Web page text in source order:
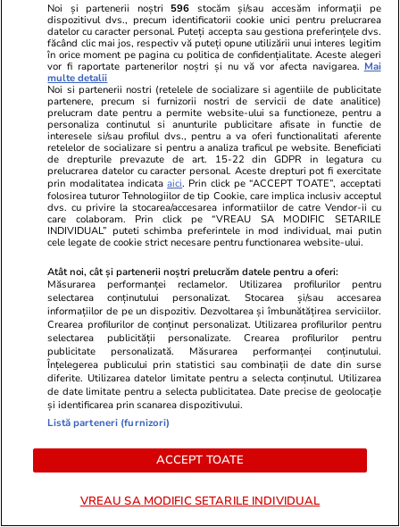
Horoscop 04 aug.
Horoscop 5 august 2026. Vărsătorii au nevoie
de abordări mai creative, mai relaxate în
subiectele legate de câștiguri, venituri și
cheltuieli
Auto 04 aug.
Dacia Sandero a devenit „mașina ieftină
supremă”, consumă 4,2 litri la 100 km și are
un preț care va schimba regulile jocului în
2026
Noi și partenerii noștri 596 stocăm și/sau accesăm informații pe
dispozitivul dvs., precum identificatorii cookie unici pentru prelucrarea
datelor cu caracter personal. Puteți accepta sau gestiona preferințele dvs.
făcând clic mai jos, respectiv vă puteți opune utilizării unui interes legitim
în orice moment pe pagina cu politica de confidențialitate. Aceste alegeri
vor fi raportate partenerilor noștri și nu vă vor afecta navigarea. Mai
multe detalii
Noi si partenerii nostri (retelele de socializare si agentiile de publicitate
partenere, precum si furnizorii nostri de servicii de date analitice)
prelucram date pentru a permite website-ului sa functioneze, pentru a
personaliza continutul si anunturile publicitare afisate in functie de
interesele si/sau profilul dvs., pentru a va oferi functionalitati aferente
retelelor de socializare si pentru a analiza traficul pe website. Beneficiati
de drepturile prevazute de art. 15-22 din GDPR in legatura cu
prelucrarea datelor cu caracter personal. Aceste drepturi pot fi exercitate
prin modalitatea indicataaici. Prin click pe “ACCEPT TOATE”, acceptati
folosirea tuturor Tehnologiilor de tip Cookie, care implica inclusiv acceptul
dvs. cu privire la stocarea/accesarea informatiilor de catre Vendor-ii cu
care colaboram. Prin click pe “VREAU SA MODIFIC SETARILE
INDIVIDUAL” puteti schimba preferintele in mod individual, mai putin
cele legate de cookie strict necesare pentru functionarea website-ului.
Atât noi, cât și partenerii noștri prelucrăm datele pentru a oferi:
Măsurarea performanței reclamelor. Utilizarea profilurilor pentru
selectarea conținutului personalizat. Stocarea și/sau accesarea
informațiilor de pe un dispozitiv. Dezvoltarea și îmbunătățirea serviciilor.
Crearea profilurilor de conținut personalizat. Utilizarea profilurilor pentru
selectarea publicității personalizate. Crearea profilurilor pentru
publicitate personalizată. Măsurarea performanței conținutului.
Înțelegerea publicului prin statistici sau combinații de date din surse
diferite. Utilizarea datelor limitate pentru a selecta conținutul. Utilizarea
de date limitate pentru a selecta publicitatea. Date precise de geolocație
și identificarea prin scanarea dispozitivului.
Listă parteneri (furnizori)
ACCEPT TOATE
VREAU SA MODIFIC SETARILE INDIVIDUAL